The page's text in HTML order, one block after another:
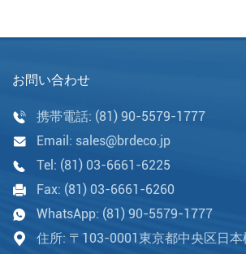
お問い合わせ
携帯電話: (81) 90-5579-1777
Email: sales@brdeco.jp
Tel: (81) 03-6661-6225
Fax: (81) 03-6661-6260
WhatsApp: (81) 90-5579-1777
住所: 〒103-0001東京都中央区日